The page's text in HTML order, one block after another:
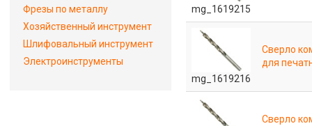
mg_1619215
mg_1619216
Сверло
для
Сверло
Фрезы по металлу
Хозяйственный инструмент
Шлифовальный инструмент
Электроинструменты